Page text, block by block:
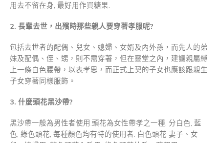
用去不留在身, 最好用作買糖果.
2. 長輩去世，出殯時那些親人要穿著孝服呢?
包括去世者的配偶、兒女、媳婦、女婿及內外孫，而先人的弟
妹及配偶、侄、甥，則不需穿著，但在靈堂之內，建議親屬縛
上一條白色腰帶，以表孝思，而正式上契的子女也應該跟親生
子女穿著同樣服飾。
3. 什麼頭花黑沙帶?
黑沙帶一般為男性者使用.頭花為女性帶孝之一種, 分白色, 藍
色, 綠色頭花, 每種顏色均有特的使用者. 白色頭花 妻子、女